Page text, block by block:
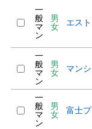
一
般
マ
ン
男
女
エス
一
般
マ
ン
男
女
マン
一
般
マ
ン
男
女
富士